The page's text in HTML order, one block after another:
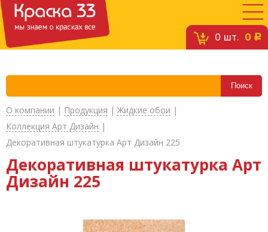
0 шт. 0 c
О компании | Продукция | Жидкие обои |
Коллекция Арт Дизайн |
Декоративная штукатурка Арт Дизайн 225
Декоративная штукатурка Арт
Дизайн 225